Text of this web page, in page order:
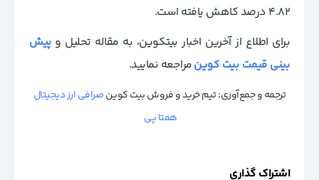
4.82 درصد کاهش یافته است.
برای اطلاع از آخرین اخبار بیتکوین، به مقاله تحلیل و پیش
بینی قیمت بیت کوینمراجعه نمایید.
ترجمه و جمع‌آوری: تیم خرید و فروش بیت کوینصرافی ارز دیجیتال
همتا پی
اشتراک گذاری